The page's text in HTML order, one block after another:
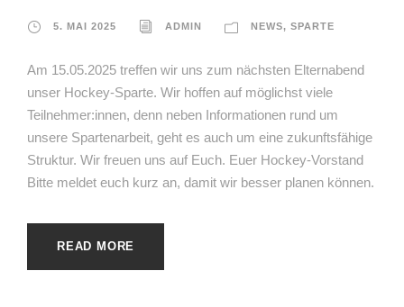
5. MAI 2025 ADMIN NEWS, SPARTE
Am 15.05.2025 treffen wir uns zum nächsten Elternabend
unser Hockey-Sparte. Wir hoffen auf möglichst viele
Teilnehmer:innen, denn neben Informationen rund um
unsere Spartenarbeit, geht es auch um eine zukunftsfähige
Struktur. Wir freuen uns auf Euch. Euer Hockey-Vorstand
Bitte meldet euch kurz an, damit wir besser planen können.
READ MORE